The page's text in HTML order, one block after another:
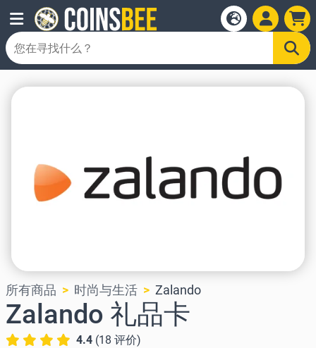
所有商品 时尚与生活 Zalando
Zalando 礼品卡
4.4 (18 评价)